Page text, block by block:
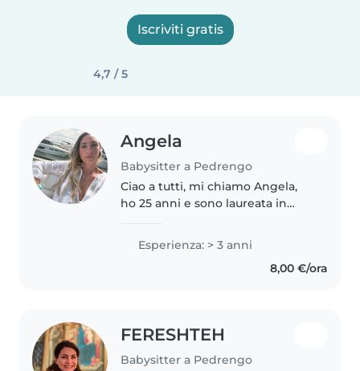
Iscriviti gratis
4,7 / 5
Angela
Babysitter a Pedrengo
Ciao a tutti, mi chiamo Angela,
ho 25 anni e sono laureata in
come babysitter per il periodo
estivo: ho esperienza sia in Italia
Esperienza: > 3 anni
8,00 €/ora
FERESHTEH
Babysitter a Pedrengo